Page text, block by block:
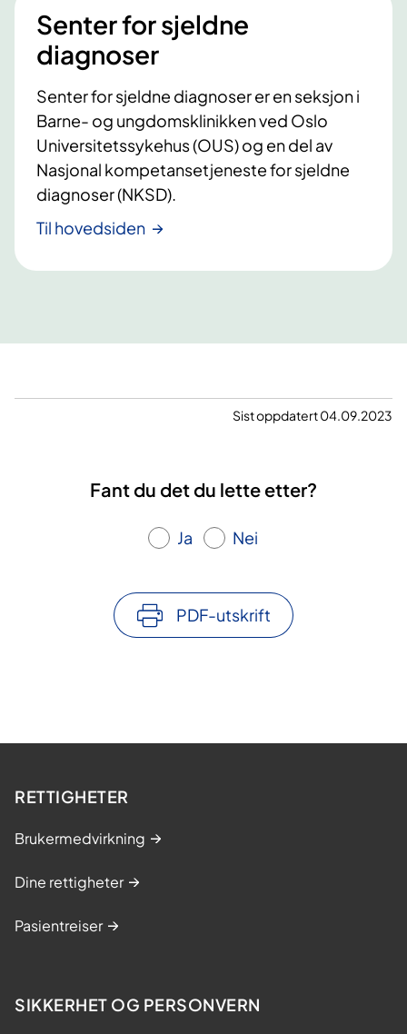
Senter for sjeldne
diagnoser
Senter for sjeldne diagnoser er en seksjon i
Barne- og ungdomsklinikken ved Oslo
Universitetssykehus (OUS) og en del av
Nasjonal kompetansetjeneste for sjeldne
diagnoser (NKSD).
Til hovedsiden
Sist oppdatert 04.09.2023
Fant du det du lette etter?
Ja Nei
PDF-utskrift
RETTIGHETER
Brukermedvirkning
Dine rettigheter
Pasientreiser
SIKKERHET OG PERSONVERN